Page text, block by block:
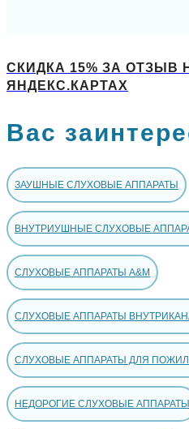
СКИДКА 15% ЗА ОТЗЫВ
ЯНДЕКС.КАРТАХ
Вас
ЗАУШНЫЕ СЛУХОВЫЕ АППАРАТЫ
ВНУТРИУШНЫЕ СЛУХОВЫЕ
СЛУХОВЫЕ АППАРАТЫ A&M
СЛУХОВЫЕ АППАРАТЫ
СЛУХОВЫЕ АППАРАТЫ ДЛЯ
НЕДОРОГИЕ СЛУХОВЫЕ АППАРАТЫ